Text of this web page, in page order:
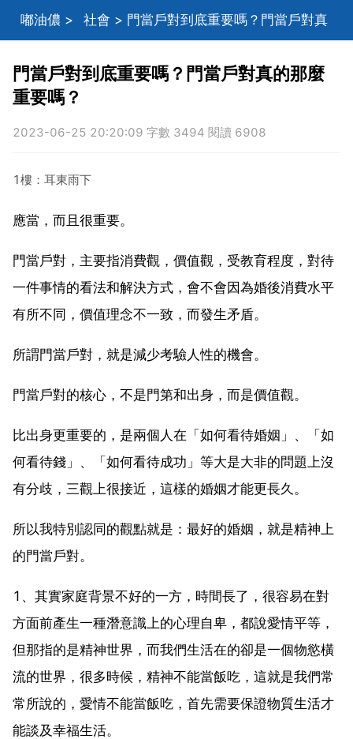
嘟油儂 > 社會 > 門當戶對到底重要嗎？門當戶對真
的那麼重要嗎？
門當戶對到底重要嗎？門當戶對真的那麼
重要嗎？
2023-06-25 20:20:09 字數 3494 閱讀 6908
1樓：耳東雨下
應當，而且很重要。
門當戶對，主要指消費觀，價值觀，受教育程度，對待
一件事情的看法和解決方式，會不會因為婚後消費水平
有所不同，價值理念不一致，而發生矛盾。
所謂門當戶對，就是減少考驗人性的機會。
門當戶對的核心，不是門第和出身，而是價值觀。
比出身更重要的，是兩個人在「如何看待婚姻」、「如
何看待錢」、「如何看待成功」等大是大非的問題上沒
有分歧，三觀上很接近，這樣的婚姻才能更長久。
所以我特別認同的觀點就是：最好的婚姻，就是精神上
的門當戶對。
1、其實家庭背景不好的一方，時間長了，很容易在對
方面前產生一種潛意識上的心理自卑，都說愛情平等，
但那指的是精神世界，而我們生活在的卻是一個物慾橫
流的世界，很多時候，精神不能當飯吃，這就是我們常
常所說的，愛情不能當飯吃，首先需要保證物質生活才
能談及幸福生活。